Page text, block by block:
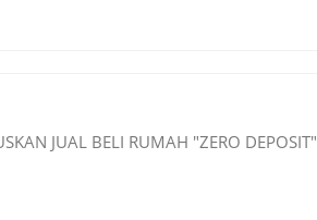
JUAL BELI RUMAH "ZERO DEPOSIT"